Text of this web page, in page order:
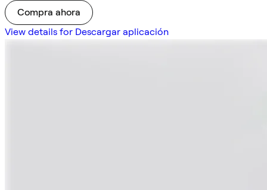
Compra ahora
View details for Descargar aplicación